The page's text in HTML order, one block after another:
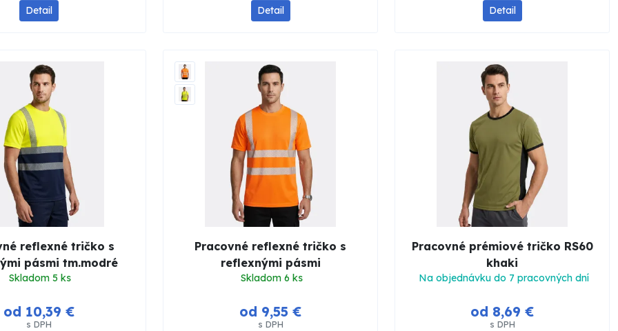
Detail Detail Detail
reflexné tričko s
pásmi tm.modré
Skladom 5 ks
od 10,39 €
s DPH
Pracovné reflexné tričko s
reflexnými pásmi
Skladom 6 ks
od 9,55 €
s DPH
Pracovné prémiové tričko RS60
khaki
Na objednávku do 7 pracovných dní
od 8,69 €
s DPH